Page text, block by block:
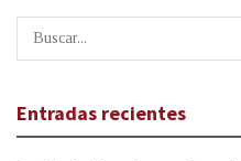
Entradas recientes